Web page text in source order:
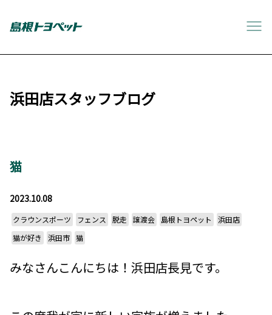
浜田店スタッフブログ
猫
2023.10.08
クラウンスポーツ フェンス 脱走 譲渡会 島根トヨペット
浜田店
猫が好き
浜田市 猫
みなさんこんにちは！浜田店長見です。